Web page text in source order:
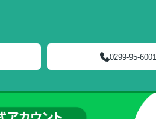
0299-95-6001